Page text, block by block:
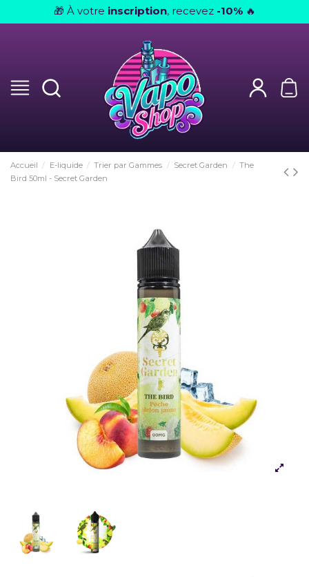
🎁 À votre inscription, recevez -10% 🔥
Accueil E-liquide Trier par Gammes Secret Garden
The
Bird 50ml - Secret Garden